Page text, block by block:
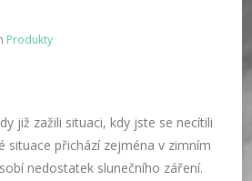
Produkty
již zažili situaci, kdy jste se necítili
situace přichází zejména v zimním
nedostatek slunečního záření.